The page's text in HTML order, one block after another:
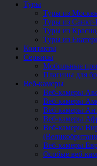
Туры
Туры из
Туры из Санкт-
Туры из
Туры из
Контакты
Сервисы
Мобильные
Плагины для
Веб-камеры
Веб-камеры
Веб-камеры
Веб-камеры
Веб-камеры
Веб-камеры
Веб-камеры
Особые веб-